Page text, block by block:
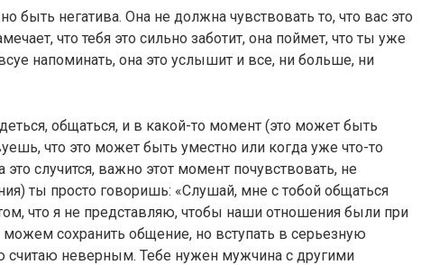
быть негатива. Она не должна чувствовать то, что вас это
что тебя это сильно заботит, она поймет, что ты уже
напоминать, она это услышит и все, ни больше, ни
общаться, и в какой-то момент (это может быть
что это может быть уместно или когда уже что-то
это случится, важно этот момент почувствовать, не
ты просто говоришь: «Слушай, мне с тобой общаться
что я не представляю, чтобы наши отношения были при
можем сохранить общение, но вступать в серьезную
считаю неверным. Тебе нужен мужчина с другими